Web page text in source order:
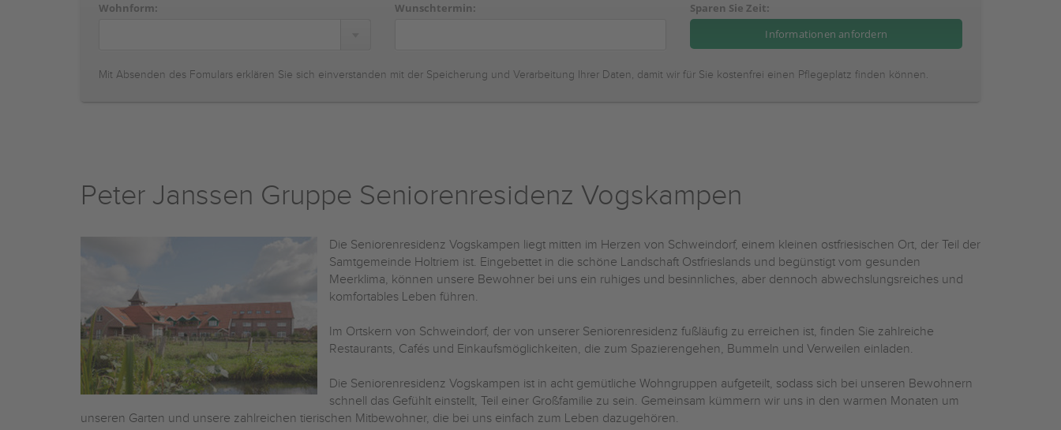
Wohnform: Wunschtermin: Sparen Sie Zeit:
Mit Absenden des Fomulars erklären Sie sich einverstanden mit der Speicherung und Verarbeitung Ihrer Daten, damit wir für Sie kostenfrei einen Pflegeplatz finden können.
Peter Janssen Gruppe Seniorenresidenz Vogskampen
Die Seniorenresidenz Vogskampen liegt mitten im Herzen von Schweindorf, einem kleinen ostfriesischen Ort, der Teil der
Samtgemeinde Holtriem ist. Eingebettet in die schöne Landschaft Ostfrieslands und begünstigt vom gesunden
Meerklima, können unsere Bewohner bei uns ein ruhiges und besinnliches, aber dennoch abwechslungsreiches und
komfortables Leben führen.
Im Ortskern von Schweindorf, der von unserer Seniorenresidenz fußläufig zu erreichen ist, finden Sie zahlreiche
Restaurants, Cafés und Einkaufsmöglichkeiten, die zum Spazierengehen, Bummeln und Verweilen einladen.
Die Seniorenresidenz Vogskampen ist in acht gemütliche Wohngruppen aufgeteilt, sodass sich bei unseren Bewohnern
schnell das Gefühlt einstellt, Teil einer Großfamilie zu sein. Gemeinsam kümmern wir uns in den warmen Monaten um
unseren Garten und unsere zahlreichen tierischen Mitbewohner, die bei uns einfach zum Leben dazugehören.